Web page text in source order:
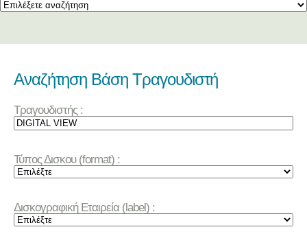
Αναζήτηση Βάση Τραγουδιστή
Τραγουδιστής :
Τύπος Δισκου (format) :
Δισκογραφική Εταιρεία (label) :